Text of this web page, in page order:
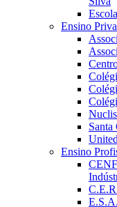
Ensino
Santa
Ensino